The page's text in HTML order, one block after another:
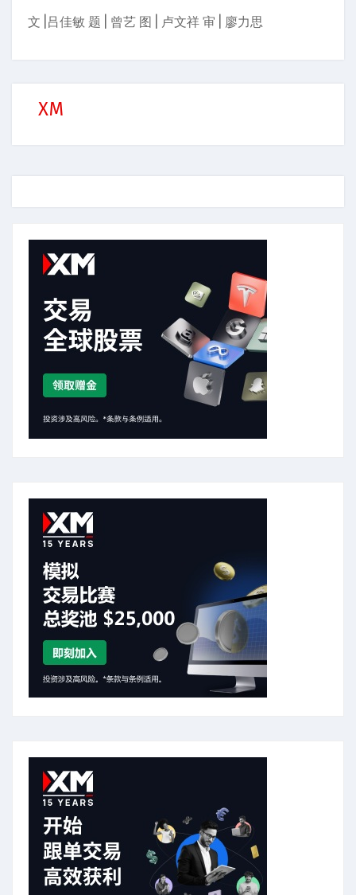
文 |吕佳敏 题 | 曾艺 图 | 卢文祥 审 | 廖力思
XM